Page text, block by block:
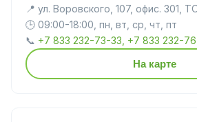
📍 ул. Воровского, 107, офис. 301,
🕒 09:00-18:00, пн, вт, ср, чт, пт
📞 +7 833 232-73-33, +7 833 232-
На карте